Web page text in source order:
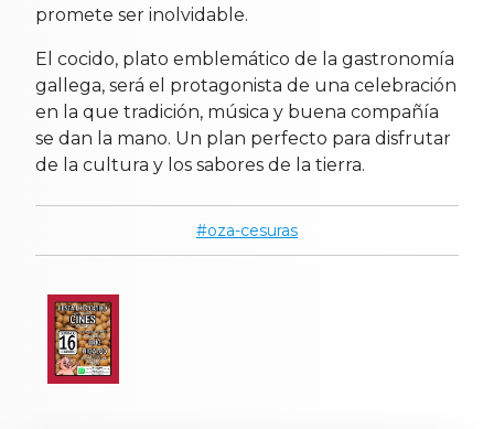
promete ser inolvidable.
El cocido, plato emblemático de la gastronomía
gallega, será el protagonista de una celebración
en la que tradición, música y buena compañía
se dan la mano. Un plan perfecto para disfrutar
de la cultura y los sabores de la tierra.
oza-cesuras